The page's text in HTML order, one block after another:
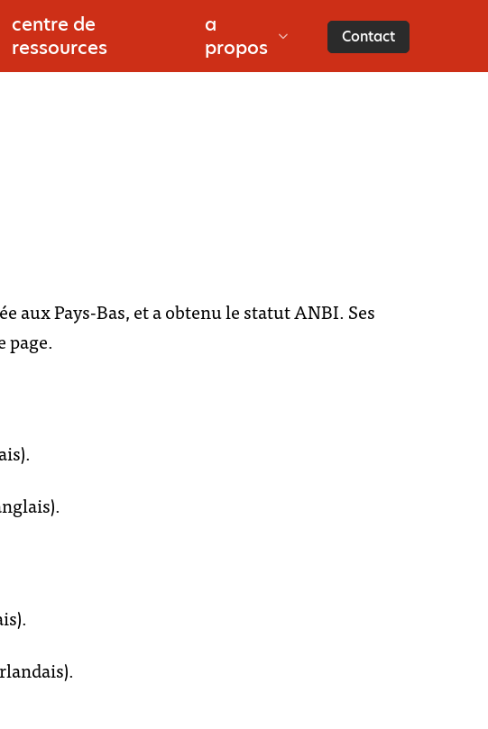
centre de
ressources
a
propos
Contact
sponsors
Pays-Bas, et a obtenu le statut ANBI. Ses
page.